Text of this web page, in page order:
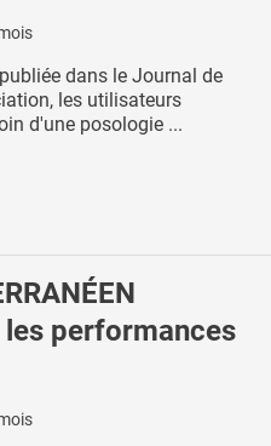
dans le Journal de
les utilisateurs
d'une posologie ...
performances